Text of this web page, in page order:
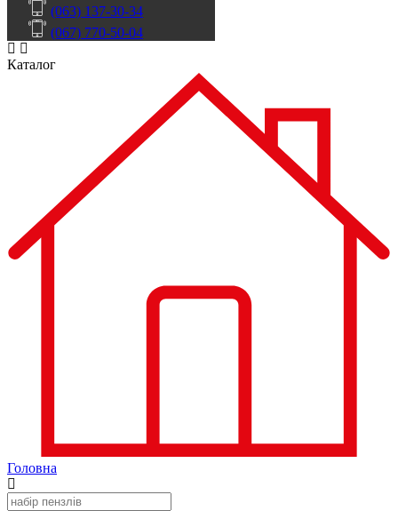
(063) 137-30-34
(067) 770-50-04
Каталог
Головна